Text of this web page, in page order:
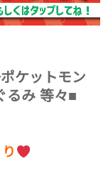
ケットモン
るみ 等々■